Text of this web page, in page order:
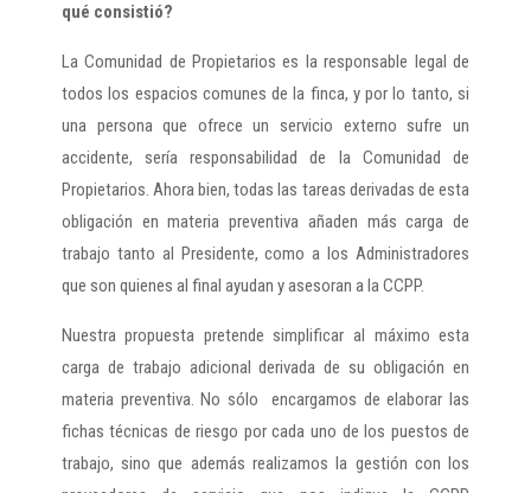
qué consistió?
La Comunidad de Propietarios es la responsable legal de
todos los espacios comunes de la finca, y por lo tanto, si
una persona que ofrece un servicio externo sufre un
accidente, sería responsabilidad de la Comunidad de
Propietarios. Ahora bien, todas las tareas derivadas de esta
obligación en materia preventiva añaden más carga de
trabajo tanto al Presidente, como a los Administradores
que son quienes al final ayudan y asesoran a la CCPP.
Nuestra propuesta pretende simplificar al máximo esta
carga de trabajo adicional derivada de su obligación en
materia preventiva. No sólo encargamos de elaborar las
fichas técnicas de riesgo por cada uno de los puestos de
trabajo, sino que además realizamos la gestión con los